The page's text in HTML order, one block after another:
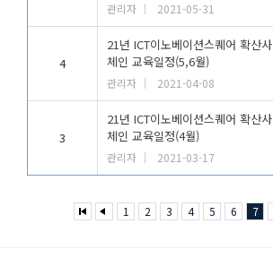
관리자 2021-05-31
4
21년 ICT이노베이션스퀘어 확산
체인 교육일정(5,6월)
관리자 2021-04-08
3
21년 ICT이노베이션스퀘어 확산
체인 교육일정(4월)
관리자 2021-03-17
1 2 3 4 5 6 7